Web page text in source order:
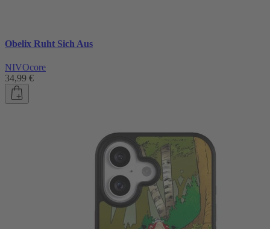
Obelix Ruht Sich Aus
NIVOcore
34,99 €